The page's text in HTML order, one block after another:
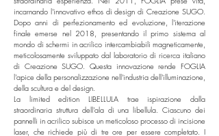
incarnando l'innovativo ethos di design di Creazione SUGO.
Dopo anni di perfezionamento ed evoluzione, l'iterazione
finale emerse nel 2018, presentando il primo sistema al
mondo di schermi in acrilico intercambiabili magneticamente,
meticolosamente sviluppato dal laboratorio di ricerca italiano
di Creazione SUGO. Questa innovazione rende FOGLIA
l'apice della personalizzazione nell'industria dell'illuminazione,
della scultura e del design.
La limited edition LIBELLULA trae ispirazione dalla
straordinaria struttura dell'ala di una libellula. Ciascuno dei
pannelli in acrilico subisce un meticoloso processo di incisione
laser, che richiede più di tre ore per essere completato. I